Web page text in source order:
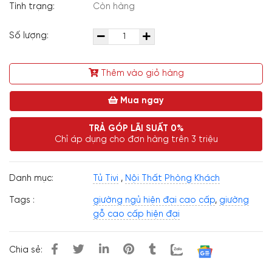
Tình trạng: Còn hàng
Số lượng:
Thêm vào giỏ hàng
Mua ngay
TRẢ GÓP LÃI SUẤT 0%
Chỉ áp dụng cho đơn hàng trên 3 triệu
Danh mục: Tủ Tivi , Nội Thất Phòng Khách
Tags : giường ngủ hiện đại cao cấp, giường
gỗ cao cấp hiện đại
Chia sẻ: